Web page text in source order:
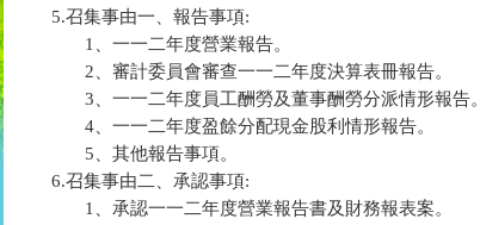
5.召集事由一、報告事項:
       1、一一二年度營業報告。
       2、審計委員會審查一一二年度決算表冊報告。
       3、一一二年度員工酬勞及董事酬勞分派情形報告。
       4、一一二年度盈餘分配現金股利情形報告。
       5、其他報告事項。
6.召集事由二、承認事項:
       1、承認一一二年度營業報告書及財務報表案。